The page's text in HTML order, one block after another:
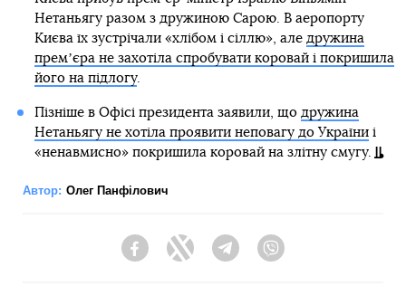
Нетаньягу разом з дружиною Сарою. В аеропорту
Києва їх зустрічали «хлібом і сіллю», але дружина
премʼєра не захотіла спробувати коровай і покришила
його на підлогу.
Пізніше в Офісі президента заявили, що дружина
Нетаньягу не хотіла проявити неповагу до Україниі
«ненавмисно» покришила коровай на злітну смугу.
Автор: Олег Панфілович
FacebookTwitter Telegram